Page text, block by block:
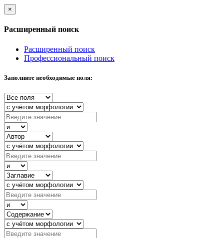
×
Расширенный поиск
Расширенный поиск
Профессиональный поиск
Заполните необходимые поля: